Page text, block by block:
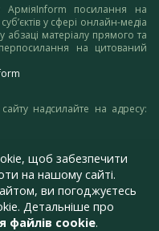
АрміяInform посилання на
у сфері онлайн-медіа
матеріалу прямого та
на цитований
надсилайте на адресу:
щоб забезпечити
на нашому сайті.
ви погоджуєтесь
Детальніше про
файлів cookie.